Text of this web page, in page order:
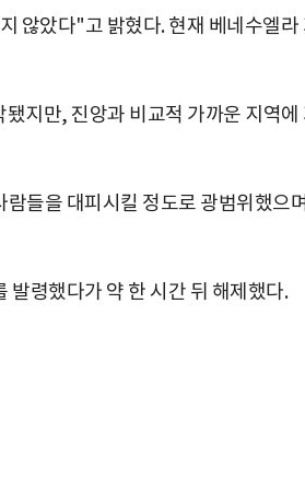
않았다"고 밝혔다. 현재 베네수엘라
지만, 진앙과 비교적 가까운 지역에
들을 대피시킬 정도로 광범위했으
발령했다가 약 한 시간 뒤 해제했다.